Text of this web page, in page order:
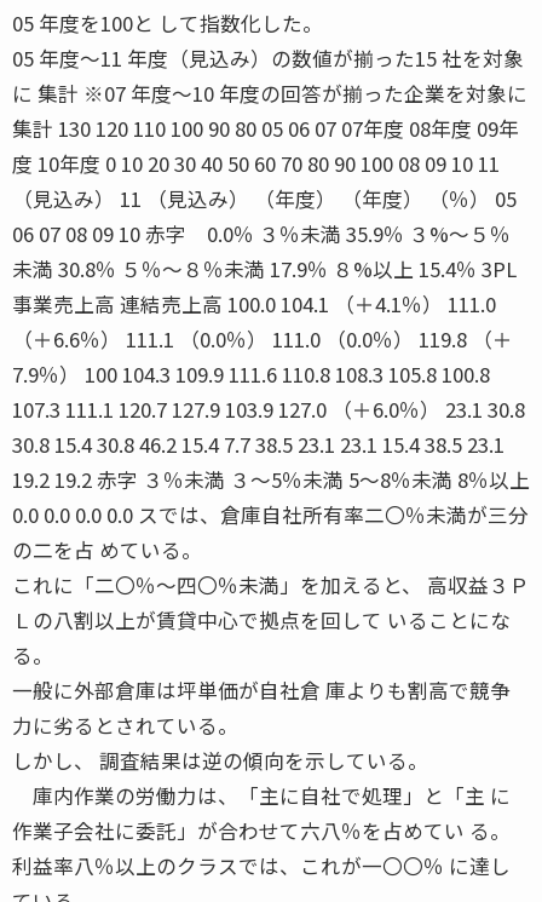
05 年度を100と して指数化した。
05 年度〜11 年度（見込み）の数値が揃った15 社を対象
に 集計 ※07 年度〜10 年度の回答が揃った企業を対象に
集計 130 120 110 100 90 80 05 06 07 07年度 08年度 09年
度 10年度 0 10 20 30 40 50 60 70 80 90 100 08 09 10 11
（見込み） 11 （見込み） （年度） （年度） （％） 05
06 07 08 09 10 赤字 0.0％ ３％未満 35.9％ ３%〜５％
未満 30.8％ ５％〜８％未満 17.9％ ８%以上 15.4％ 3PL
事業売上高 連結売上高 100.0 104.1 （＋4.1％） 111.0
（＋6.6％） 111.1 （0.0％） 111.0 （0.0％） 119.8 （＋
7.9％） 100 104.3 109.9 111.6 110.8 108.3 105.8 100.8
107.3 111.1 120.7 127.9 103.9 127.0 （＋6.0％） 23.1 30.8
30.8 15.4 30.8 46.2 15.4 7.7 38.5 23.1 23.1 15.4 38.5 23.1
19.2 19.2 赤字 ３％未満 ３〜5％未満 5〜8％未満 8％以上
0.0 0.0 0.0 0.0 スでは、倉庫自社所有率二〇％未満が三分
の二を占 めている。
これに「二〇％〜四〇％未満」を加えると、 高収益３Ｐ
Ｌの八割以上が賃貸中心で拠点を回して いることにな
る。
一般に外部倉庫は坪単価が自社倉 庫よりも割高で競争
力に劣るとされている。
しかし、 調査結果は逆の傾向を示している。
庫内作業の労働力は、「主に自社で処理」と「主 に
作業子会社に委託」が合わせて六八％を占めてい る。
利益率八％以上のクラスでは、これが一〇〇％ に達し